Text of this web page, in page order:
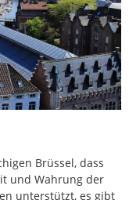
Brüssel, dass
und Wahrung der
unterstützt, es gibt